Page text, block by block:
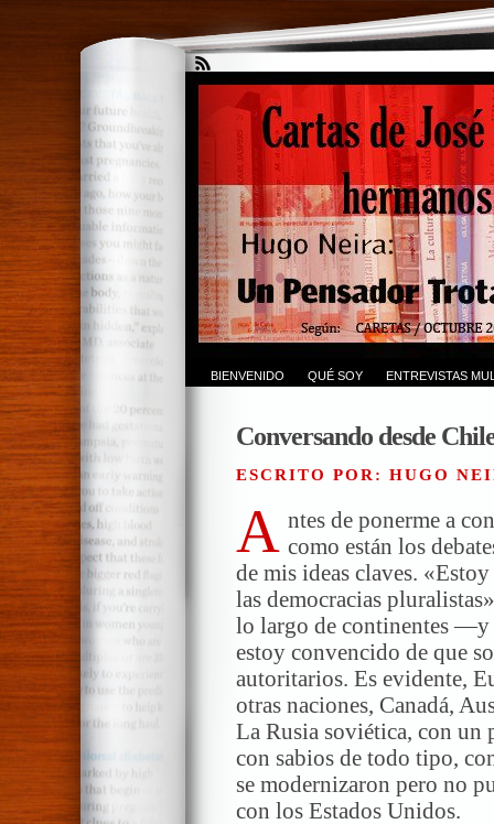
BIENVENIDO QUÉ SOY ENTREVISTAS
Conversando desde
ESCRITO POR: HUGO
A ntes de ponerme a
como están los
de mis ideas claves.
las democracias
lo largo de continentes
estoy convencido de que
autoritarios. Es evidente,
otras naciones, Canadá,
La Rusia soviética, con un
con sabios de todo tipo,
se modernizaron pero no
con los Estados Unidos.